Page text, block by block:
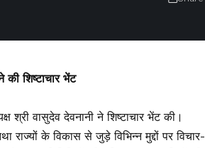
की शिष्टाचार भेंट
श्री वासुदेव देवनानी ने शिष्टाचार भेंट की।
के विकास से जुड़े विभिन्न मुद्दों पर विचार-